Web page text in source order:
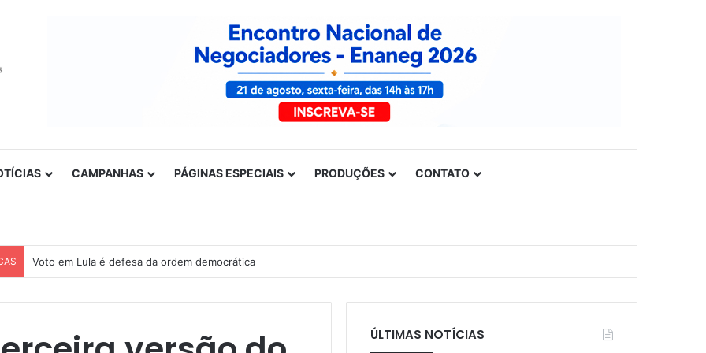
CAMPANHAS PÁGINAS ESPECIAIS PRODUÇÕES CONTATO
Voto em Lula é defesa da ordem democrática
ÚLTIMAS NOTÍCIAS